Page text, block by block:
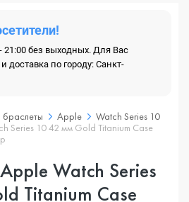
21:00 без выходных. Для Вас
доставка по городу: Санкт-
Apple
Watch Series 10
Series 10 42 мм Gold Titanium Case
Watch Series
Titanium Case